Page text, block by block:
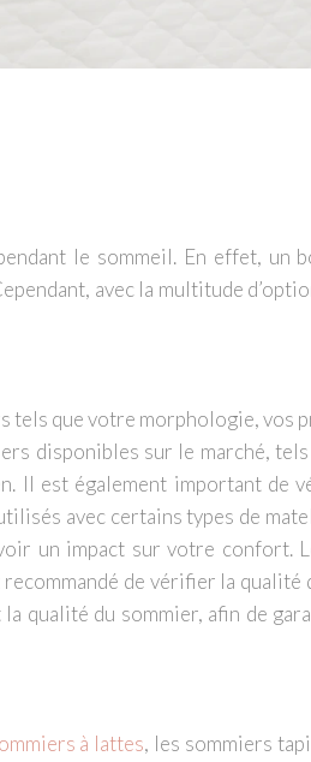
le sommeil. En effet, un
avec la multitude
que votre morphologie, vos
disponibles sur le marché,
Il est également important
avec certains types de
un impact sur votre confort.
de vérifier la
qualité du sommier, afin de
à lattes, les sommiers